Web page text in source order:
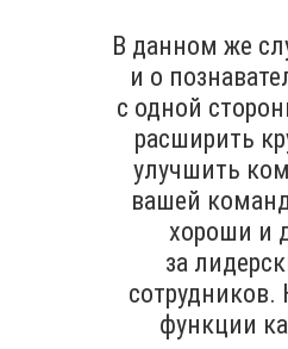
В данном же
и о
с одной
расширить
улучшить
вашей
хороши и
за
сотрудников.
функции